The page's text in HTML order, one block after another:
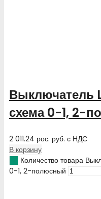
Выключатель
схема 0-1, 2-
2 011.24 рос. руб. с НДС
В корзину
Количество товара
0-1, 2-полюсный